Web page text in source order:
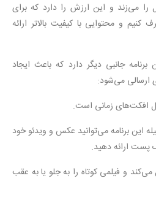
را می‌زند و این ارزش را دارد که برای
کنیم و محتوایی با کیفیت بالاتر ارائه
برنامه جانبی دیگر دارد که باعث ایجاد
ارسالی می‌شود:
افکت‌های زمانی است.
این برنامه می‌‌توانید عکس و ویدئو خود
پست ارائه دهید.
و فیلمی کوتاه را به جلو یا به عقب